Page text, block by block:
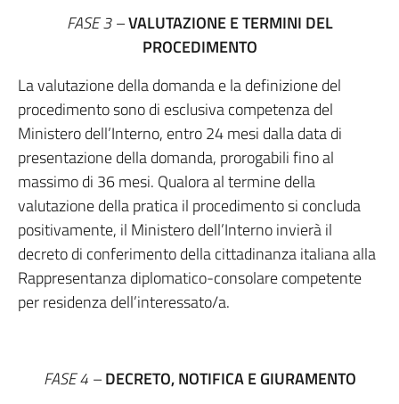
FASE 3 –VALUTAZIONE E TERMINI DEL
PROCEDIMENTO
La valutazione della domanda e la definizione del
procedimento sono di esclusiva competenza del
Ministero dell’Interno, entro 24 mesi dalla data di
presentazione della domanda, prorogabili fino al
massimo di 36 mesi. Qualora al termine della
valutazione della pratica il procedimento si concluda
positivamente, il Ministero dell’Interno invierà il
decreto di conferimento della cittadinanza italiana alla
Rappresentanza diplomatico-consolare competente
per residenza dell’interessato/a.
FASE 4 –DECRETO, NOTIFICA E GIURAMENTO